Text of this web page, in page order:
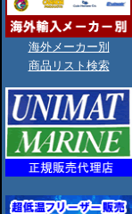
海外メーカー別
商品リスト検索